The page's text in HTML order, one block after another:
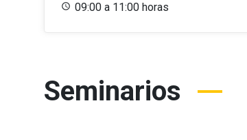
09:00 a 11:00 horas
Seminarios